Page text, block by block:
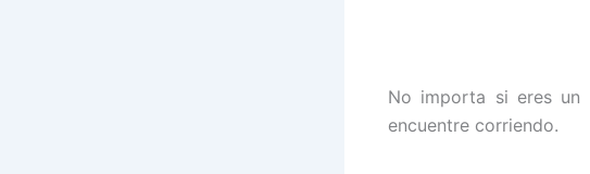
No importa si eres un
encuentre corriendo.